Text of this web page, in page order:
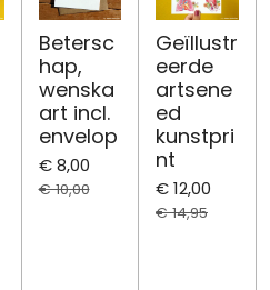
Betersc
hap,
wenska
art incl.
envelop
€ 8,00
€ 10,00
Geïllustr
eerde
artsene
ed
kunstpri
nt
€ 12,00
€ 14,95